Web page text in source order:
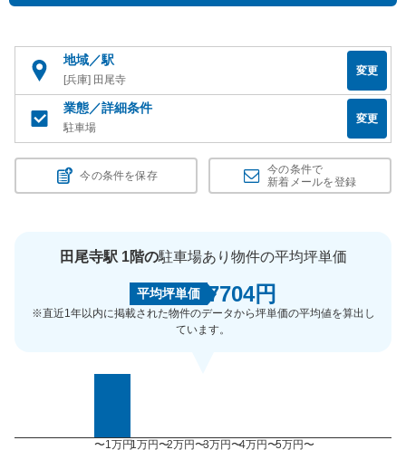
地域／駅
[兵庫] 田尾寺
変更
業態／詳細条件
駐車場
変更
今の条件を保存
今の条件で
新着メールを登録
田尾寺駅 1階の駐車場あり物件の平均坪単価
平均坪単価 7704円
※直近1年以内に掲載された物件のデータから坪単価の平均値を算出し
ています。
〜1万円1万円〜2万円〜3万円〜4万円〜5万円〜